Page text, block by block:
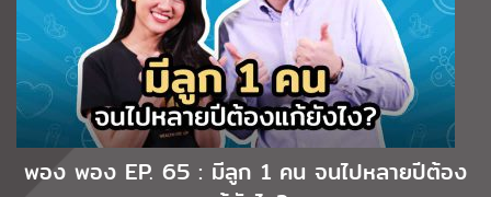
พอง พอง EP. 65 : มีลูก 1 คน จนไปหลายปีต้อง